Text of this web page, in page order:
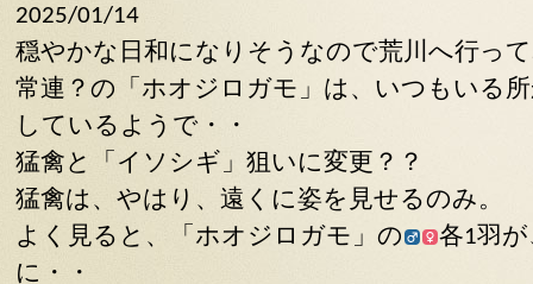
2025/01/14
穏やかな日和になりそうなので荒川へ行っ
常連？の「ホオジロガモ」は、いつもいる
しているようで・・
猛禽と「イソシギ」狙いに変更？？
猛禽は、やはり、遠くに姿を見せるのみ。
よく見ると、「ホオジロガモ」の
各1羽
に・・